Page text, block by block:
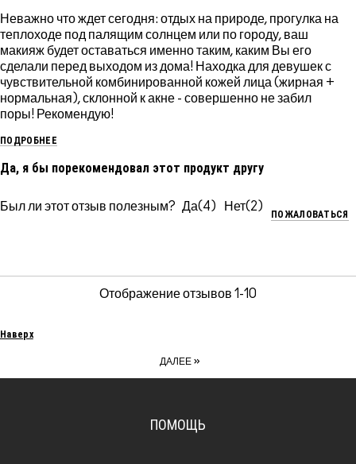
Неважно что ждет сегодня: отдых на природе, прогулка на
теплоходе под палящим солнцем или по городу, ваш
макияж будет оставаться именно таким, каким Вы его
сделали перед выходом из дома! Находка для девушек с
чувствительной комбинированной кожей лица (жирная +
нормальная), склонной к акне - совершенно не забил
поры! Рекомендую!
ПОДРОБНЕЕ
Да, я бы порекомендовал этот продукт другу
Был ли этот отзыв полезным? 4 2
ПОЖАЛОВАТЬСЯ
Отображение отзывов 1-10
Наверх
ДАЛЕЕ »
ПОМОЩЬ